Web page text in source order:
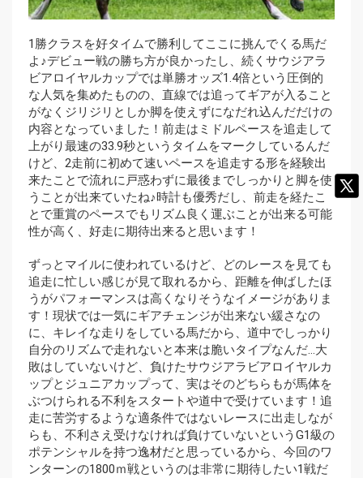
1勝クラスを好タイムで勝利してここに挑んでくる馬だ
よ♪デビュー戦の勝ち方が良かったし、続くサウジアラ
ビアロイヤルカップでは単勝オッズ1.4倍という圧倒的
な人気を集めたものの、直線では追ってギアが入ること
がなくジリジリとしか脚を使えずになだれ込んだだけの
内容となっていました！前走はミドルペースを追走して
上がり最速の33.9秒というタイムをマークしているんだ
けど、2走前に初めて速いペースを追走する形を経験出
来たことで流れに戸惑わずに最後までしっかりと脚を使
うことが出来ていたね♪時計も優秀だし、前走を経たこ
とで重賞のペースでもリズム良く運ぶことが出来る可能
性が高く、好走に期待出来ると思います！
ずっとマイルに使われているけど、どのレースを見ても
追走に忙しい感じが見て取れるから、距離を伸ばしたほ
うがパフォーマンスは高くなりそうなイメージがありま
す！現状では一気にギアチェンジが出来ない緩さなの
に、キレイな走りをしている馬だから、道中でしっかり
自分のリズムで走れないと本来は脆いタイプなんだ…大
敗はしていないけど、負けたサウジアラビアロイヤルカ
ップとジュニアカップって、実はそのどちらもが馬体を
ぶつけられる不利をスタートや道中で受けています！追
走に苦労するような適条件ではないレースに出走しなが
らも、不利さえ受けなければ負けていないというG1級の
ポテンシャルを持つ逸材だと思っているから、今回のワ
ンターンの1800ｍ戦というのは非常に期待したい1戦だ